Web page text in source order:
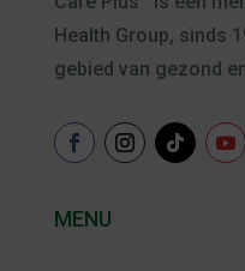
Health Group, sinds
gebied van gezond
MENU